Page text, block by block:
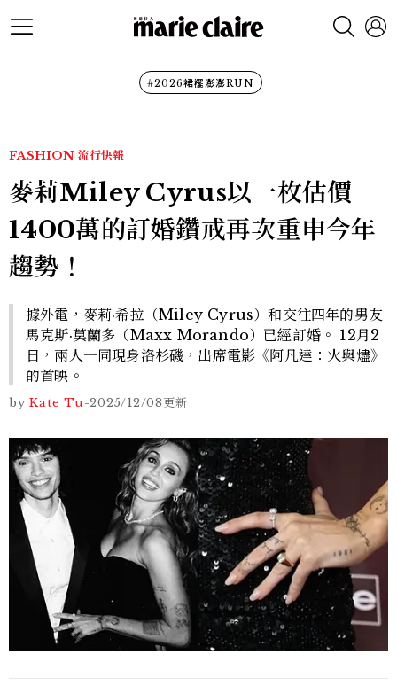
#2026裙襬澎澎RUN
FASHION 流行快報
麥莉Miley Cyrus以一枚估價
1400萬的訂婚鑽戒再次重申今年
趨勢！
據外電，麥莉·希拉（Miley Cyrus）和交往四年的男友
馬克斯·莫蘭多（Maxx Morando）已經訂婚。 12月2
日，兩人一同現身洛杉磯，出席電影《阿凡達：火與燼》
的首映。
by Kate Tu-2025/12/08更新